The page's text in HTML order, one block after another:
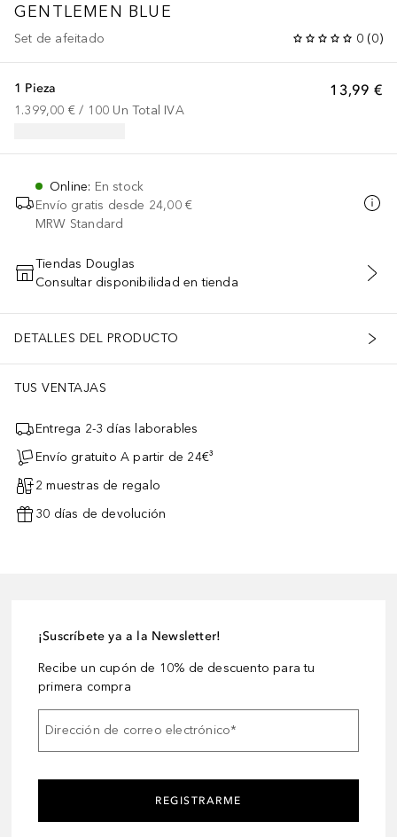
GENTLEMEN BLUE
Set de afeitado 0 (0)
13,99 €
1 Pieza
1.399,00 € / 100 Un Total IVA
Online: En stock
Envío gratis desde 24,00 €
MRW Standard
AÑADIR AL CARRITO
Tiendas Douglas
Consultar disponibilidad en tienda
DETALLES DEL PRODUCTO
TUS VENTAJAS
Entrega 2-3 días laborables
Envío gratuito A partir de 24€³
2 muestras de regalo
30 días de devolución
¡Suscríbete ya a la Newsletter!
Recibe un cupón de 10% de descuento para tu
primera compra
Dirección de correo electrónico*
REGISTRARME